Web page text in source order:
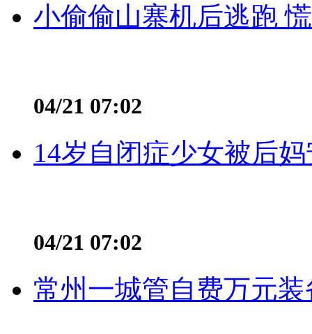
小偷偷山寨机后逃跑
04/21 07:02
14岁自闭症少女被后
04/21 07:02
常州一城管自费万元